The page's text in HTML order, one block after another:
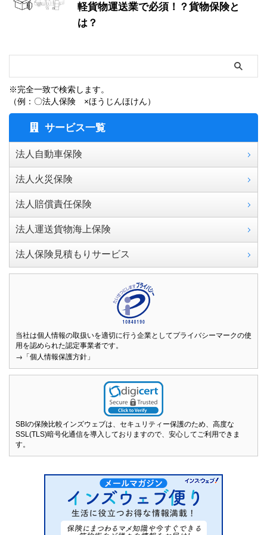
軽貨物運送業で必須！？貨物保険と
は？
※完全一致で検索します。
（例：〇法人保険 ×ほうじんほけん）
サービス一覧
法人自動車保険
法人火災保険
法人賠償責任保険
法人運送貨物海上保険
法人保険見積もりサービス
当社は個人情報の取扱いを適切に行う企業としてプライバシーマークの使
用を認められた認定事業者です。
→「個人情報保護方針」
SBIの保険比較インズウェブは、セキュリティー保護のため、高度な
SSL(TLS)暗号化通信を導入しておりますので、安心してご利用できま
す。